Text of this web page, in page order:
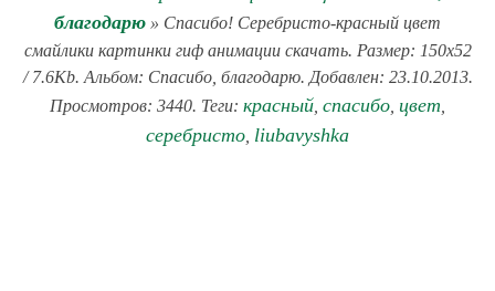
благодарю » Спасибо! Серебристо-красный цвет
смайлики картинки гиф анимации скачать. Размер: 150x52
/ 7.6Kb. Альбом: Спасибо, благодарю. Добавлен: 23.10.2013.
Просмотров: 3440. Теги: красный спасибо цвет
серебристо liubavyshka